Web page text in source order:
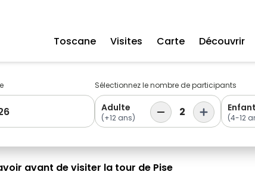
Toscane Visites Carte Découvrir
Sélectionnez le nombre de participants
Adulte
(+12 ans) 2 Enfant
(4-12
avant de visiter la tour de Pise